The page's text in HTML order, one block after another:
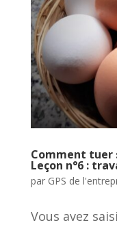
Comment tuer
Leçon n°6 :
par GPS de
Vous avez